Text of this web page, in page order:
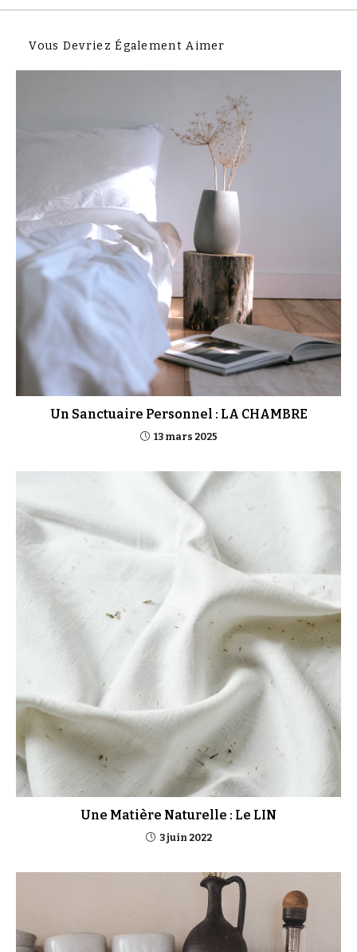
Vous Devriez Également Aimer
Un Sanctuaire Personnel : LA CHAMBRE
13 mars 2025
Une Matière Naturelle : Le LIN
3 juin 2022